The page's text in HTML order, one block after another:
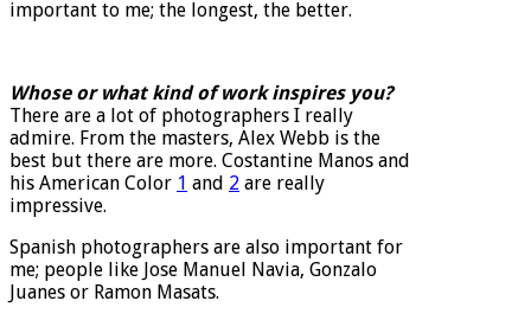
important to me; the longest, the better.
Whose or what kind of work inspires you?
There are a lot of photographers I really
admire. From the masters, Alex Webb is the
best but there are more. Costantine Manos and
his American Color 1 and 2 are really
impressive.
Spanish photographers are also important for
me; people like Jose Manuel Navia, Gonzalo
Juanes or Ramon Masats.